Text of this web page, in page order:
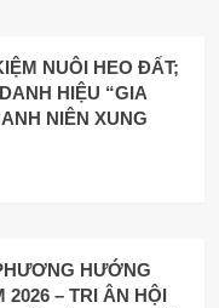
NUÔI HEO ĐẤT;
HIỆU “GIA
NIÊN XUNG
HƯỚNG
2026 – TRI ÂN HỘI